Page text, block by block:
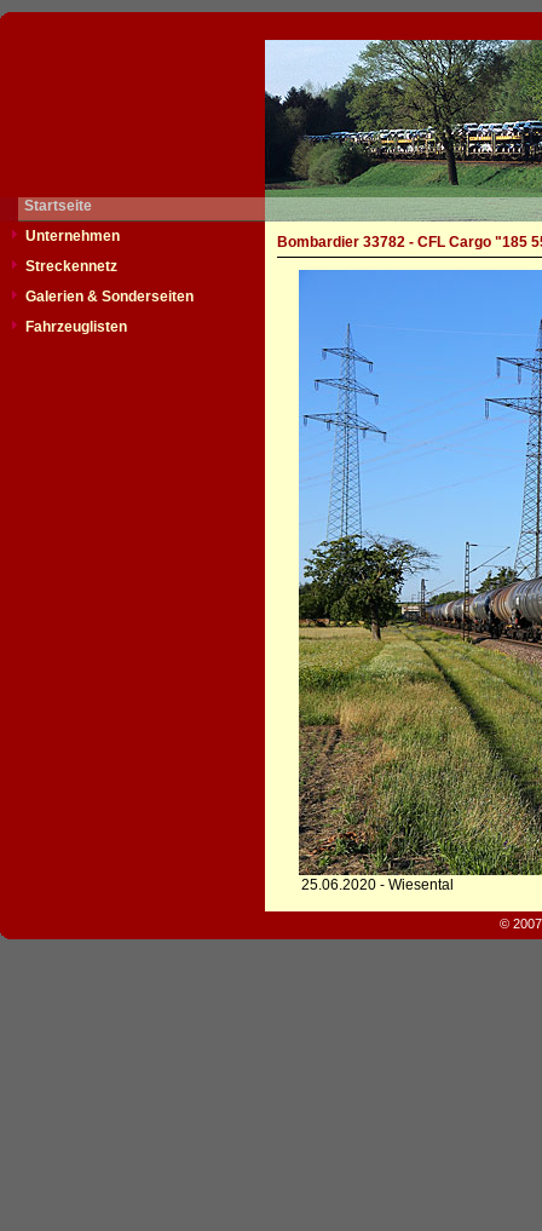
Startseite
Unternehmen
Streckennetz
Galerien & Sonderseiten
Fahrzeuglisten
Bombardier 33782 - CFL Cargo "185
25.06.2020 - Wiesental
©